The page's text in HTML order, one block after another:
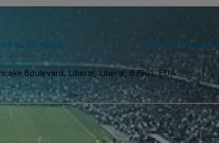
de utilizador política de privacidade
e poderá optar por não as receber a qualquer momento.
Boulevard, Liberal, Liberal, 67901, EUA